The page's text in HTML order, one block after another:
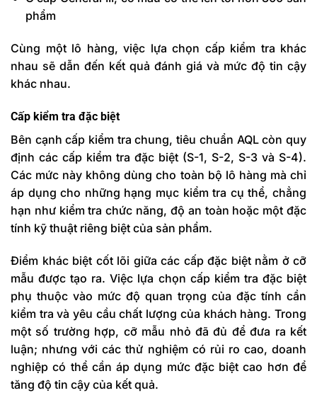
phẩm
Cùng một lô hàng, việc lựa chọn cấp kiểm tra khác
nhau sẽ dẫn đến kết quả đánh giá và mức độ tin cậy
khác nhau.
Cấp kiểm tra đặc biệt
Bên cạnh cấp kiểm tra chung, tiêu chuẩn AQL còn quy
định các cấp kiểm tra đặc biệt (S-1, S-2, S-3 và S-4).
Các mức này không dùng cho toàn bộ lô hàng mà chỉ
áp dụng cho những hạng mục kiểm tra cụ thể, chẳng
hạn như kiểm tra chức năng, độ an toàn hoặc một đặc
tính kỹ thuật riêng biệt của sản phẩm.
Điểm khác biệt cốt lõi giữa các cấp đặc biệt nằm ở cỡ
mẫu được tạo ra. Việc lựa chọn cấp kiểm tra đặc biệt
phụ thuộc vào mức độ quan trọng của đặc tính cần
kiểm tra và yêu cầu chất lượng của khách hàng. Trong
một số trường hợp, cỡ mẫu nhỏ đã đủ để đưa ra kết
luận; nhưng với các thử nghiệm có rủi ro cao, doanh
nghiệp có thể cần áp dụng mức đặc biệt cao hơn để
tăng độ tin cậy của kết quả.